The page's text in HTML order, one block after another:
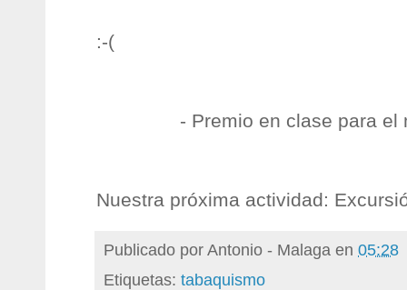
:-(
- Premio en clase para el
Nuestra próxima actividad:
Publicado porAntonio - Malaga en 05:28
Etiquetas: tabaquismo